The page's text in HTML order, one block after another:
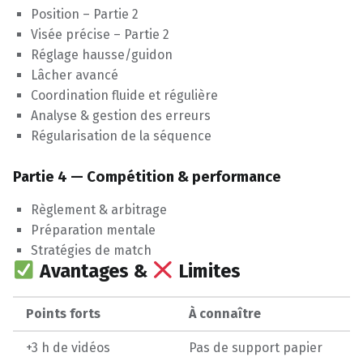
Position – Partie 2
Visée précise – Partie 2
Réglage hausse/guidon
Lâcher avancé
Coordination fluide et régulière
Analyse & gestion des erreurs
Régularisation de la séquence
Partie 4 — Compétition & performance
Règlement & arbitrage
Préparation mentale
Stratégies de match
Avantages & Limites
Points forts À connaître
+3 h de vidéos
Pas de support papier